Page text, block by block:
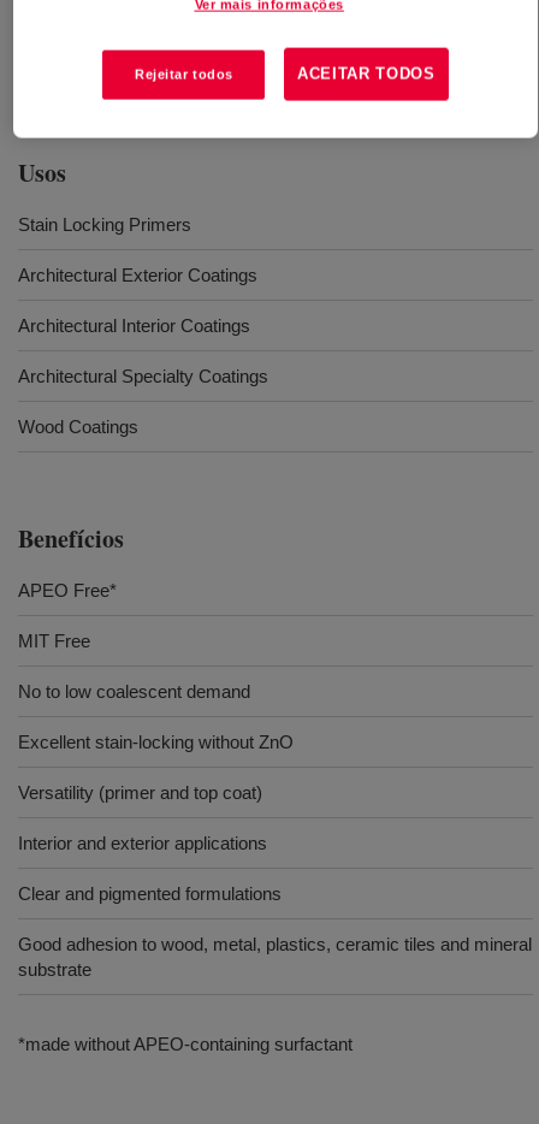
needing to formulate with reactive pigments such as zinc
Usos
Stain Locking Primers
Architectural Exterior Coatings
Architectural Interior Coatings
Architectural Specialty Coatings
Wood Coatings
Benefícios
APEO Free*
MIT Free
No to low coalescent demand
Excellent stain-locking without ZnO
Versatility (primer and top coat)
Interior and exterior applications
Clear and pigmented formulations
Good adhesion to wood, metal, plastics, ceramic tiles and mineral
substrate
*made without APEO-containing surfactant
Ver mais informações
Rejeitar todos ACEITAR TODOS